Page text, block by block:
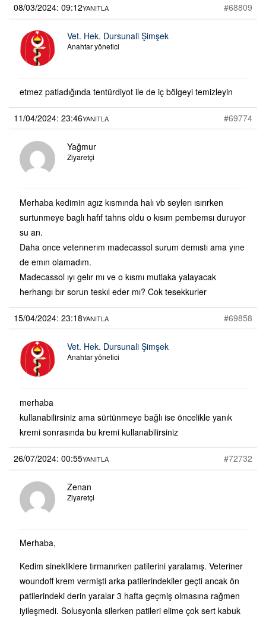
08/03/2024: 09:12 #68809
YANITLA
Vet. Hek. Dursunali Şimşek
Anahtar yönetici
etmez patladığında tentürdiyot ile de iç bölgeyi temizleyin
11/04/2024: 23:46 #69774
YANITLA
Yağmur
Ziyaretçi
Merhaba kedimin agız kısmında halı vb seylerı ısırırken
surtunmeye baglı hafıf tahrıs oldu o kısım pembemsı duruyor
su an.
Daha once veterınerım madecassol surum demıstı ama yıne
de emın olamadım.
Madecassol ıyı gelır mı ve o kısmı mutlaka yalayacak
herhangı bır sorun teskıl eder mı? Cok tesekkurler
15/04/2024: 23:18 #69858
YANITLA
Vet. Hek. Dursunali Şimşek
Anahtar yönetici
merhaba
kullanabilirsiniz ama sürtünmeye bağlı ise öncelikle yanık
kremi sonrasında bu kremi kullanabilirsiniz
26/07/2024: 00:55 #72732
YANITLA
Zenan
Ziyaretçi
Merhaba,
Kedim sinekliklere tırmanırken patilerini yaralamış. Veteriner
woundoff krem vermişti arka patilerindekiler geçti ancak ön
patilerindeki derin yaralar 3 hafta geçmiş olmasına rağmen
iyileşmedi. Solusyonla silerken patileri elime çok sert kabuk